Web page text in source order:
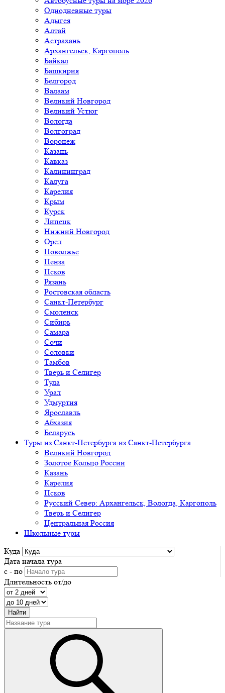
Однодневные туры
Адыгея
Алтай
Астрахань
Архангельск, Каргополь
Байкал
Башкирия
Белгород
Валаам
Великий Новгород
Великий Устюг
Вологда
Волгоград
Воронеж
Казань
Кавказ
Калининград
Калуга
Карелия
Крым
Курск
Липецк
Нижний Новгород
Орел
Поволжье
Пенза
Псков
Рязань
Ростовская область
Санкт-Петербург
Смоленск
Сибирь
Самара
Сочи
Соловки
Тамбов
Тверь и Селигер
Тула
Урал
Удмуртия
Ярославль
Абхазия
Беларусь
Туры из Санкт-Петербурга из Санкт-Петербурга
Великий Новгород
Золотое Кольцо России
Казань
Карелия
Псков
Русский Север: Архангельск, Вологда, Каргополь
Тверь и Селигер
Центральная Россия
Школьные туры
Куда
Дата начала тура
с - по
Длительность от/до